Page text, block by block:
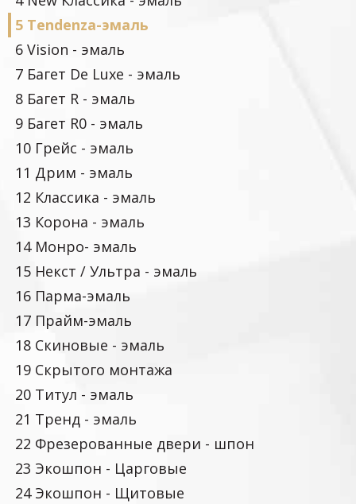
5 Tendenza-эмаль
6 Vision - эмаль
7 Багет De Luxe - эмаль
8 Багет R - эмаль
9 Багет R0 - эмаль
10 Грейс - эмаль
11 Дрим - эмаль
12 Классика - эмаль
13 Корона - эмаль
14 Монро- эмаль
15 Некст / Ультра - эмаль
16 Парма-эмаль
17 Прайм-эмаль
18 Скиновые - эмаль
19 Скрытого монтажа
20 Титул - эмаль
21 Тренд - эмаль
22 Фрезерованные двери - шпон
23 Экошпон - Царговые
24 Экошпон - Щитовые